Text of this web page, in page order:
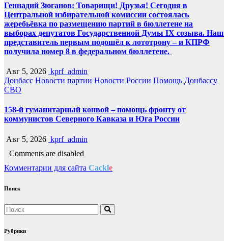
Геннадий Зюганов: Товарищи! Друзья! Сегодня в
Центральной избирательной комиссии состоялась
жеребьёвка по размещению партий в бюллетене на
выборах депутатов Государственной Думы IX созыва. Наш
представитель первым подошёл к лототрону – и КПРФ
получила номер 8 в федеральном бюллетене.
Авг 5, 2026 kprf_admin
Донбасс Новости партии Новости России Помощь Донбассу
СВО
158-й гуманитарный конвой – помощь фронту от
коммунистов Северного Кавказа и Юга России
Авг 5, 2026 kprf_admin
Comments are disabled
Комментарии для сайта Cackle
Поиск
Рубрики